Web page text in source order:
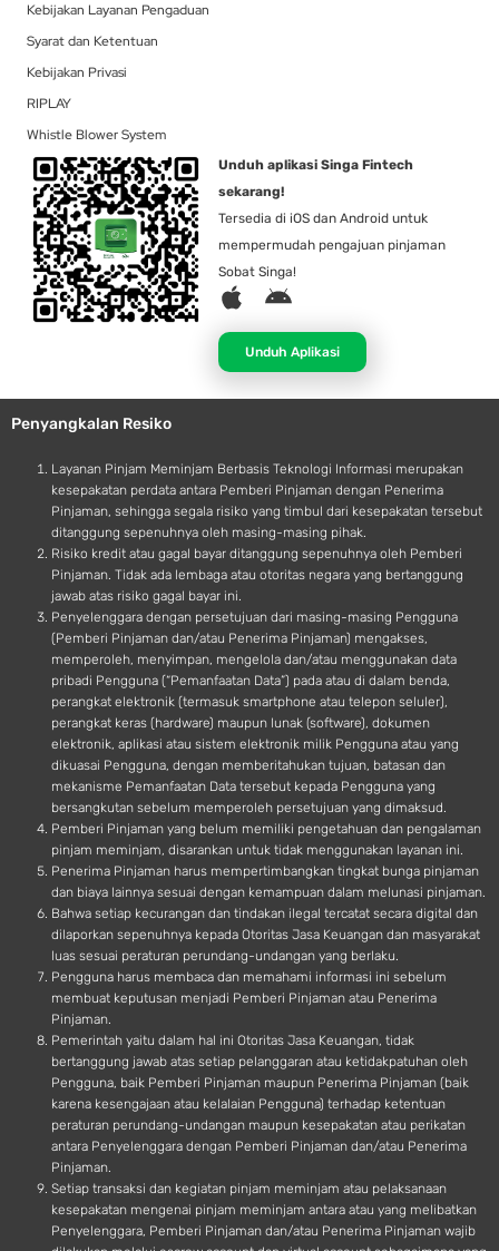
Kebijakan Layanan Pengaduan
Syarat dan Ketentuan
Kebijakan Privasi
RIPLAY
Whistle Blower System
Unduh aplikasi Singa Fintech
sekarang!
Tersedia di iOS dan Android untuk
mempermudah pengajuan pinjaman
Sobat Singa!
A
p
l
e
A
d
r
o
d
Unduh Aplikasi
Penyangkalan Resiko
Layanan Pinjam Meminjam Berbasis Teknologi Informasi merupakan
kesepakatan perdata antara Pemberi Pinjaman dengan Penerima
Pinjaman, sehingga segala risiko yang timbul dari kesepakatan tersebut
ditanggung sepenuhnya oleh masing-masing pihak.
Risiko kredit atau gagal bayar ditanggung sepenuhnya oleh Pemberi
Pinjaman. Tidak ada lembaga atau otoritas negara yang bertanggung
jawab atas risiko gagal bayar ini.
Penyelenggara dengan persetujuan dari masing-masing Pengguna
(Pemberi Pinjaman dan/atau Penerima Pinjaman) mengakses,
memperoleh, menyimpan, mengelola dan/atau menggunakan data
pribadi Pengguna (“Pemanfaatan Data”) pada atau di dalam benda,
perangkat elektronik (termasuk smartphone atau telepon seluler),
perangkat keras (hardware) maupun lunak (software), dokumen
elektronik, aplikasi atau sistem elektronik milik Pengguna atau yang
dikuasai Pengguna, dengan memberitahukan tujuan, batasan dan
mekanisme Pemanfaatan Data tersebut kepada Pengguna yang
bersangkutan sebelum memperoleh persetujuan yang dimaksud.
Pemberi Pinjaman yang belum memiliki pengetahuan dan pengalaman
pinjam meminjam, disarankan untuk tidak menggunakan layanan ini.
Penerima Pinjaman harus mempertimbangkan tingkat bunga pinjaman
dan biaya lainnya sesuai dengan kemampuan dalam melunasi pinjaman.
Bahwa setiap kecurangan dan tindakan ilegal tercatat secara digital dan
dilaporkan sepenuhnya kepada Otoritas Jasa Keuangan dan masyarakat
luas sesuai peraturan perundang-undangan yang berlaku.
Pengguna harus membaca dan memahami informasi ini sebelum
membuat keputusan menjadi Pemberi Pinjaman atau Penerima
Pinjaman.
Pemerintah yaitu dalam hal ini Otoritas Jasa Keuangan, tidak
bertanggung jawab atas setiap pelanggaran atau ketidakpatuhan oleh
Pengguna, baik Pemberi Pinjaman maupun Penerima Pinjaman (baik
karena kesengajaan atau kelalaian Pengguna) terhadap ketentuan
peraturan perundang-undangan maupun kesepakatan atau perikatan
antara Penyelenggara dengan Pemberi Pinjaman dan/atau Penerima
Pinjaman.
Setiap transaksi dan kegiatan pinjam meminjam atau pelaksanaan
kesepakatan mengenai pinjam meminjam antara atau yang melibatkan
Penyelenggara, Pemberi Pinjaman dan/atau Penerima Pinjaman wajib